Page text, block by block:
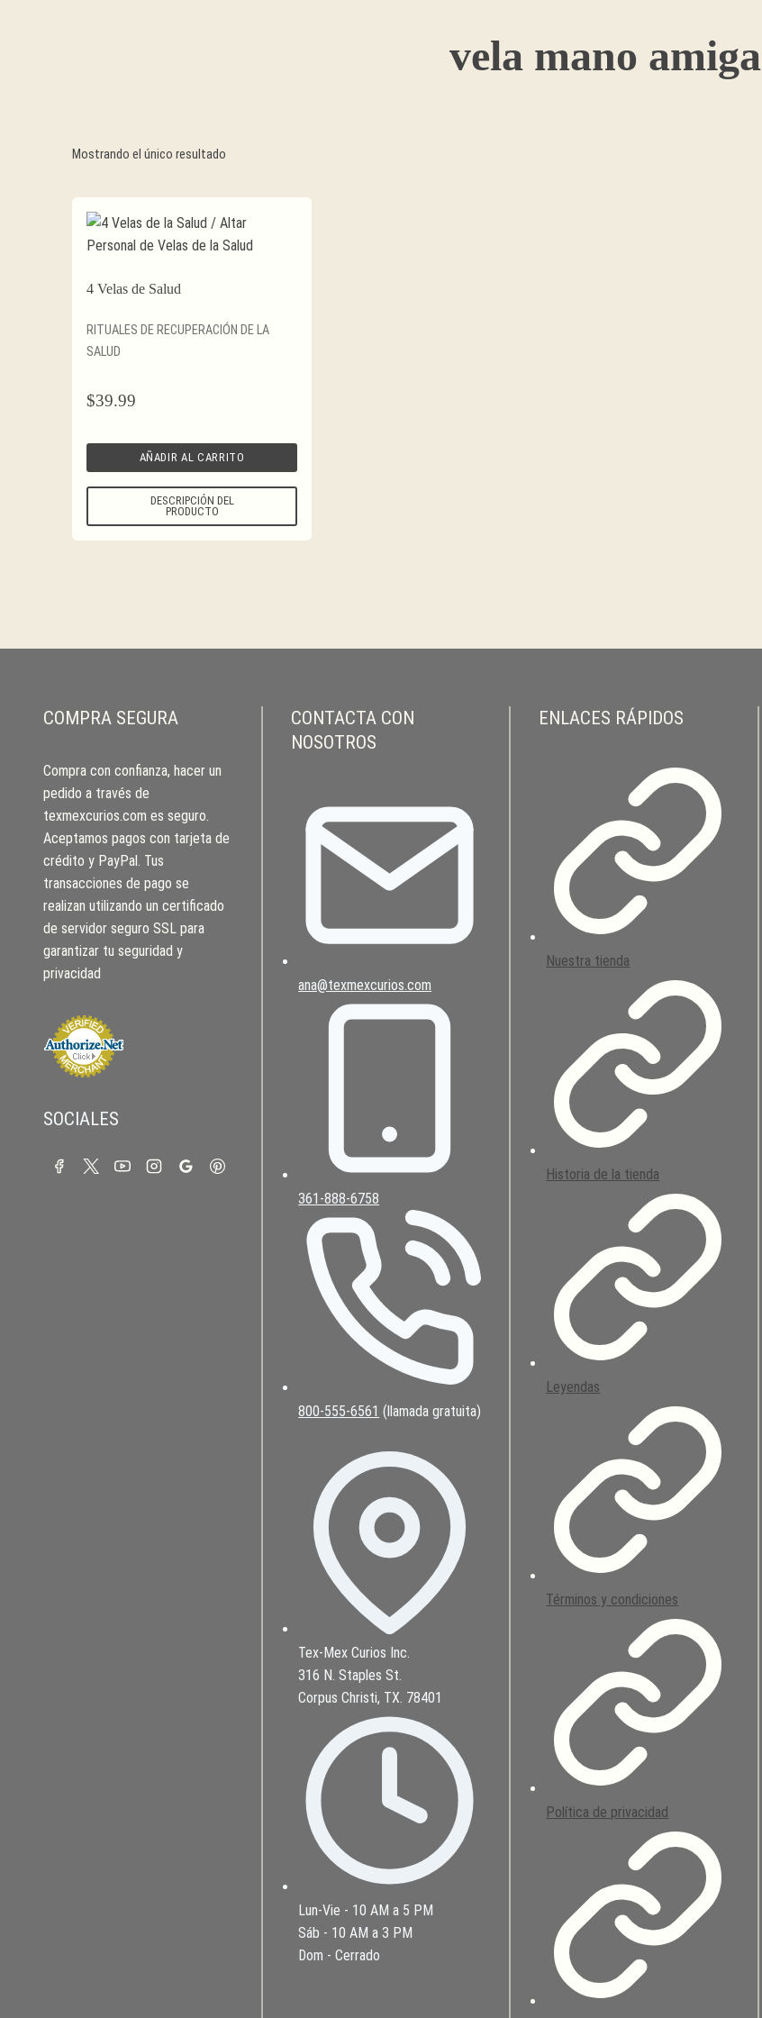
vela mano amiga
Mostrando el único resultado
4 Velas de Salud
RITUALES DE RECUPERACIÓN DE LA
SALUD
$39.99
AÑADIR AL CARRITO
DESCRIPCIÓN DEL
PRODUCTO
COMPRA SEGURA
Compra con confianza, hacer un
pedido a través de
texmexcurios.com es seguro.
Aceptamos pagos con tarjeta de
crédito y PayPal. Tus
transacciones de pago se
realizan utilizando un certificado
de servidor seguro SSL para
garantizar tu seguridad y
privacidad
SOCIALES
CONTACTA CON
NOSOTROS
ana@texmexcurios.com
361-888-6758
800-555-6561 (llamada gratuita)
Tex-Mex Curios Inc.
316 N. Staples St.
Corpus Christi, TX. 78401
Lun-Vie - 10 AM a 5 PM
Sáb - 10 AM a 3 PM
Dom - Cerrado
ENLACES RÁPIDOS
Nuestra tienda
Historia de la tienda
Leyendas
Términos y condiciones
Política de privacidad